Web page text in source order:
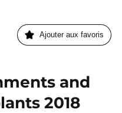
Ajouter aux favoris
and
2018